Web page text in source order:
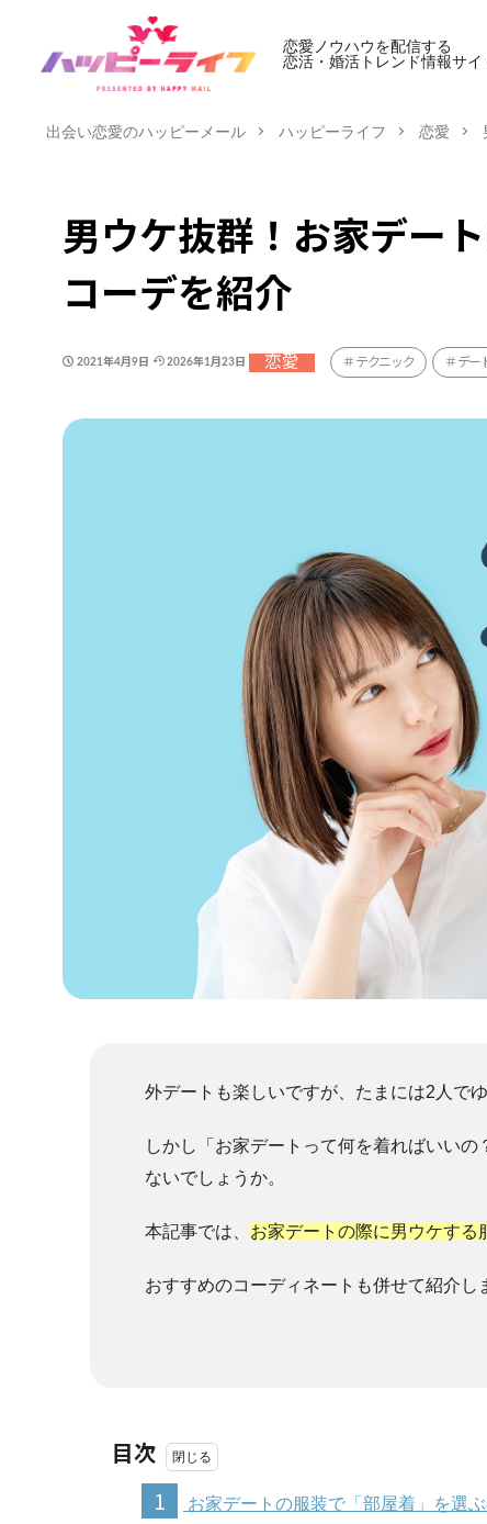
恋愛ノウハウを配信する
恋活・婚活トレンド情報サイ
出会い恋愛のハッピーメール ハッピーライフ 恋愛
男ウケ抜群！お家デー
コーデを紹介
2021年4月9日 2026年1月23日 恋愛 テクニック デー
外デートも楽しいですが、たまには2人で
しかし「お家デートって何を着ればいい
ないでしょうか。
本記事では、 お家デートの際に男ウケする
おすすめのコーディネートも併せて紹介し
目次
1
お家デートの服装で「部屋着」を選ぶ